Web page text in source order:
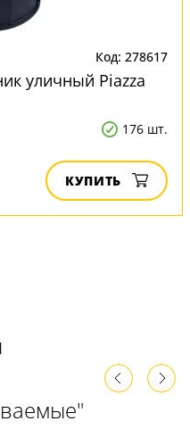
Код: 278617
уличный Piazza
176 шт.
КУПИТЬ